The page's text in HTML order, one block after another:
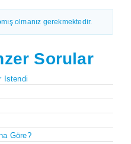
olmanız gerekmektedir.
Sorular
Istendi
Göre?